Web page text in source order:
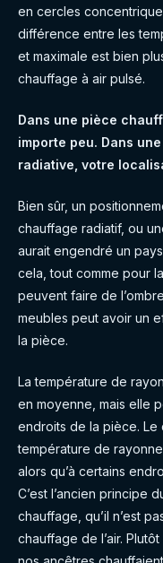
en cercles
différence entre les
et maximale est bien
chauffage à air pulsé.
Dans une pièce
importe peu. Dans
radiative, votre
Bien sûr, un
chauffage radiatif, ou
aurait engendré un
cela, tout comme pour
peuvent faire de
meubles peut avoir un
la pièce.
La température de
en moyenne, mais elle
endroits de la pièce. Le
température de
alors qu’à certains
C’est l’ancien principe
chauffage, qu’il n’est
chauffage de l’air.